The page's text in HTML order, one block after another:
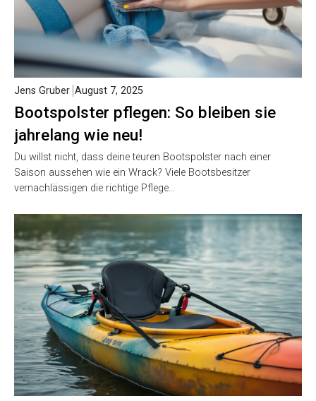
Bootspolster pflegen: So bleiben sie
jahrelang wie neu!
Jens Gruber August 7, 2025
Du willst nicht, dass deine teuren Bootspolster nach einer
Saison aussehen wie ein Wrack? Viele Bootsbesitzer
vernachlässigen die richtige Pflege…